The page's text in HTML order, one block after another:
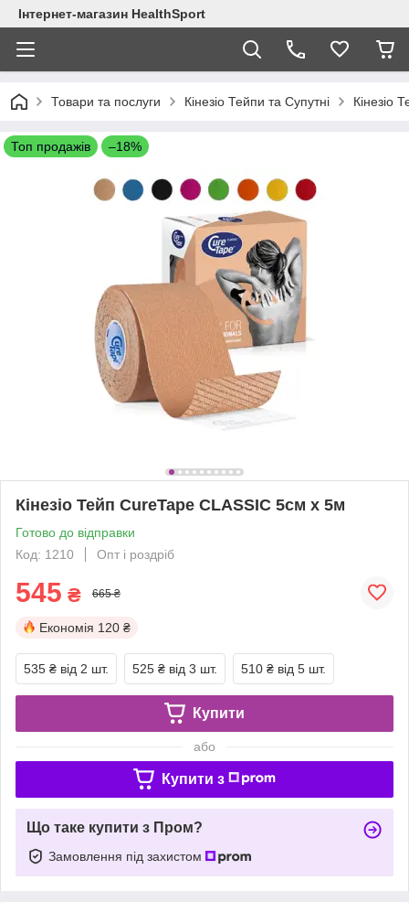
Інтернет-магазин HealthSport
Товари та послуги Кінезіо Тейпи та Супутні Кінезіо
Топ продажів –18%
Кінезіо Тейп CureTape CLASSIC 5см х 5м
Готово до відправки
Код: 1210
Опт і роздріб
545 ₴ 665 ₴
Економія 120 ₴
535 ₴ від 2 шт. 525 ₴ від 3 шт. 510 ₴ від 5 шт.
Купити
або
Купити з
Що таке купити з Пром?
Замовлення під захистом